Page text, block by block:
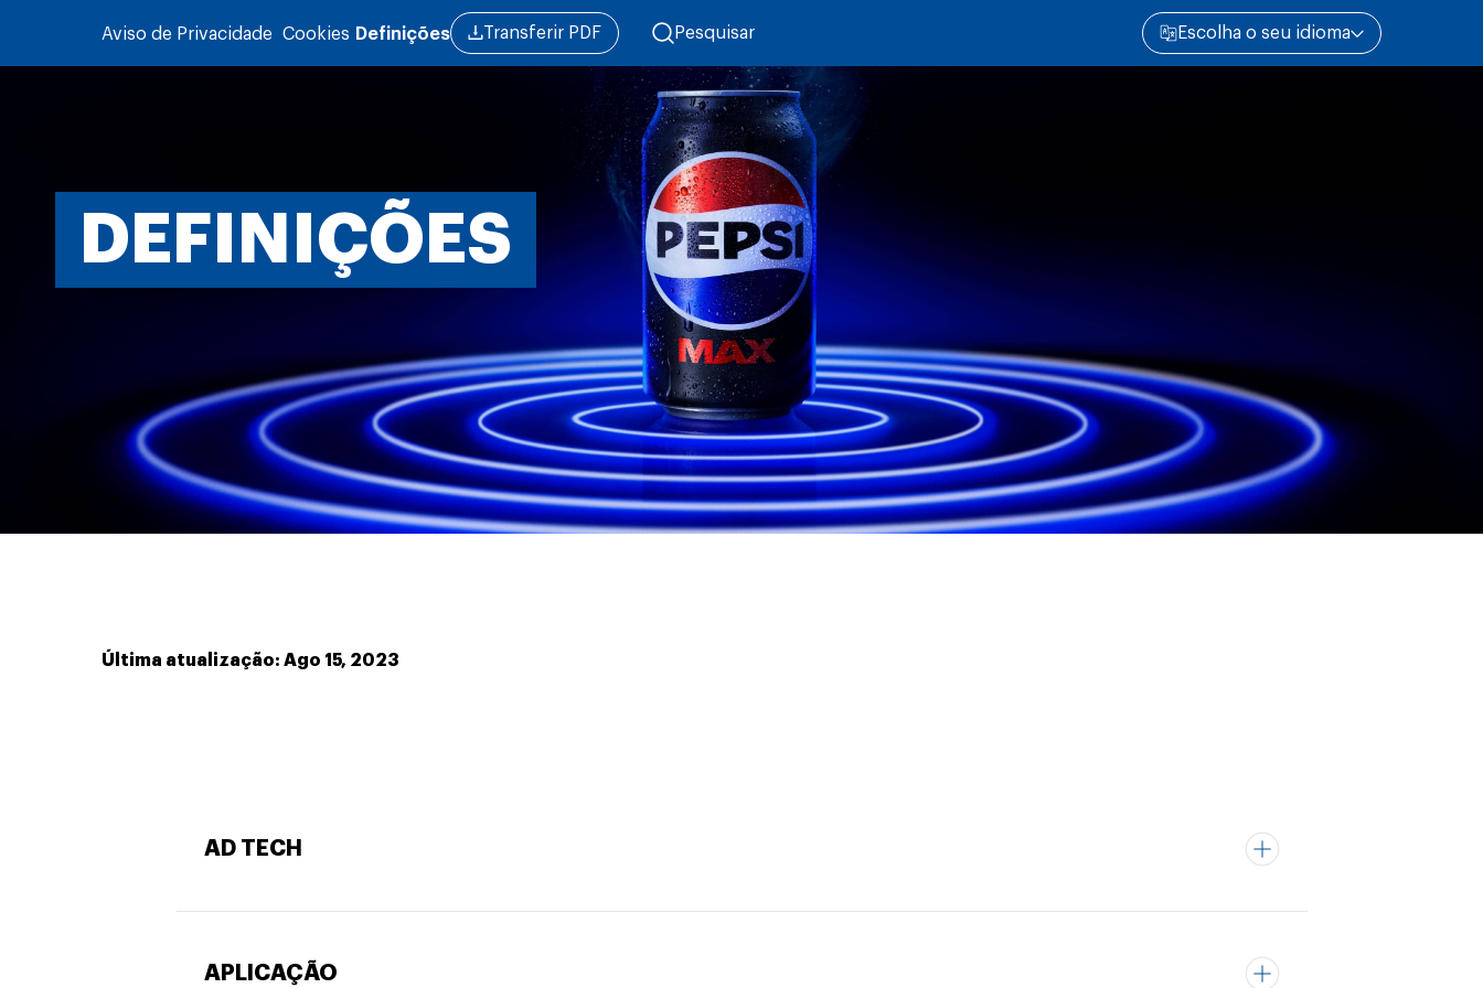
Aviso de Privacidade Cookies Definições Transferir PDF Pesquisar Escolha o seu idioma
DEFINIÇÕES
Última atualização: Ago 15, 2023
AD TECH
APLICAÇÃO